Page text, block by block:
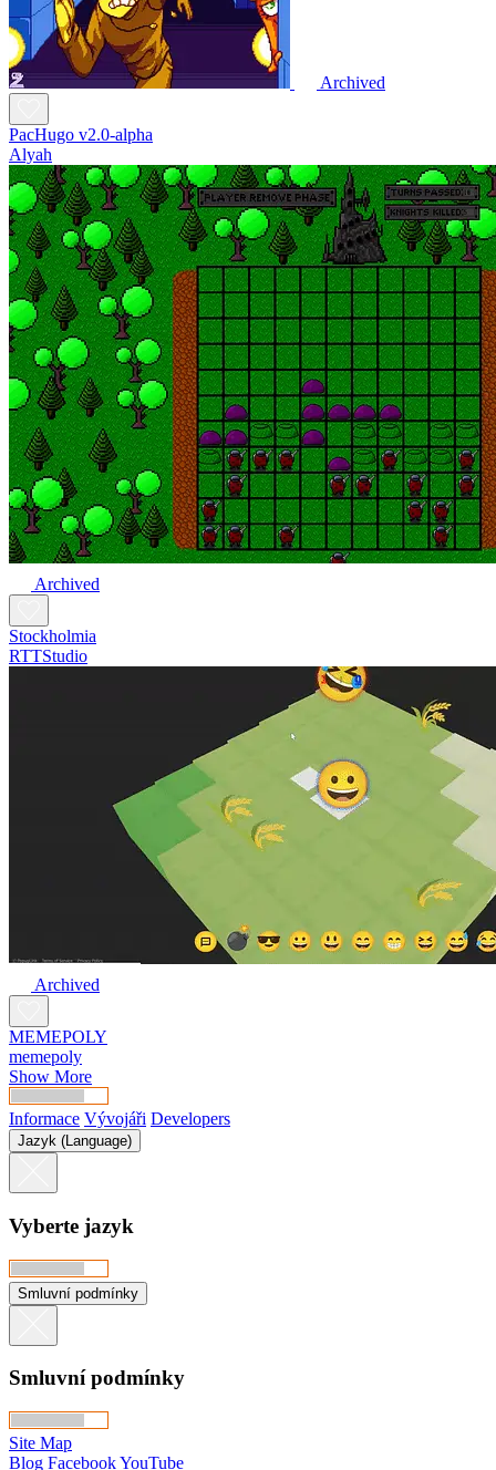
Archived
PacHugo v2.0-alpha
Alyah
Archived
Stockholmia
RTTStudio
Archived
MEMEPOLY
memepoly
Show More
Informace Vývojáři Developers
Jazyk (Language)
Vyberte jazyk
Smluvní podmínky
Smluvní podmínky
Site Map
Blog FacebookYouTube